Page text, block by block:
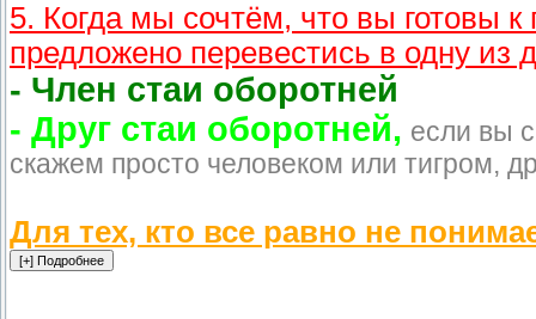
5. Когда мы сочтём, что вы готовы
предложено перевестись в одну из
- Член стаи оборотней
- Друг стаи оборотней, если вы
скажем просто человеком или тигром,
Для тех, кто все равно не